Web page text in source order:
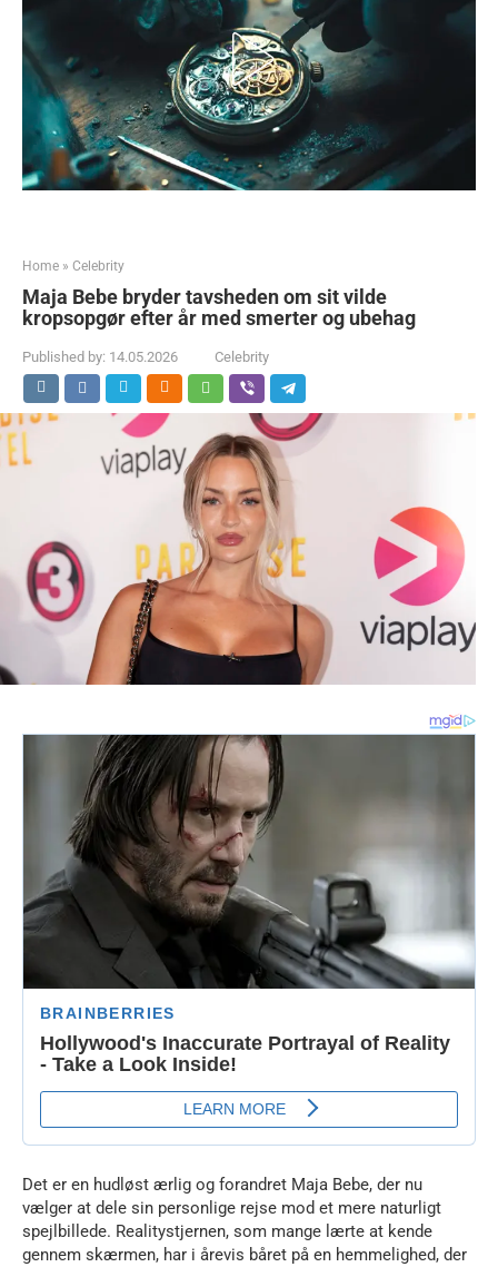
Home » Celebrity
Maja Bebe bryder tavsheden om sit vilde
kropsopgør efter år med smerter og ubehag
Published by: 14.05.2026 Celebrity
Det er en hudløst ærlig og forandret Maja Bebe, der nu
vælger at dele sin personlige rejse mod et mere naturligt
spejlbillede. Realitystjernen, som mange lærte at kende
gennem skærmen, har i årevis båret på en hemmelighed, der